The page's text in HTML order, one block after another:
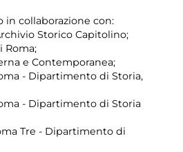
in collaborazione con:
Storico Capitolino;
Roma;
e Contemporanea;
- Dipartimento di Storia,
- Dipartimento di Storia
Tre - Dipartimento di